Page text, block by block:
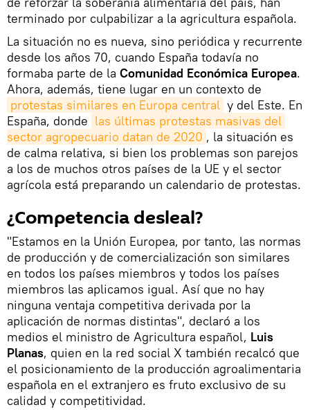
terminado por culpabilizar a la agricultura española.
La situación no es nueva, sino periódica y recurrente
desde los años 70, cuando España todavía no
formaba parte de la Comunidad Económica Europea.
Ahora, además, tiene lugar en un contexto de
protestas similares en Europa central y del Este. En
España, donde las últimas protestas masivas del
sector agropecuario datan de 2020 , la situación es
de calma relativa, si bien los problemas son parejos
a los de muchos otros países de la UE y el sector
agrícola está preparando un calendario de protestas.
¿Competencia desleal?
"Estamos en la Unión Europea, por tanto, las normas
de producción y de comercialización son similares
en todos los países miembros y todos los países
miembros las aplicamos igual. Así que no hay
ninguna ventaja competitiva derivada por la
aplicación de normas distintas", declaró a los
medios el ministro de Agricultura español, Luis
Planas, quien en la red social X también recalcó que
el posicionamiento de la producción agroalimentaria
española en el extranjero es fruto exclusivo de su
calidad y competitividad.